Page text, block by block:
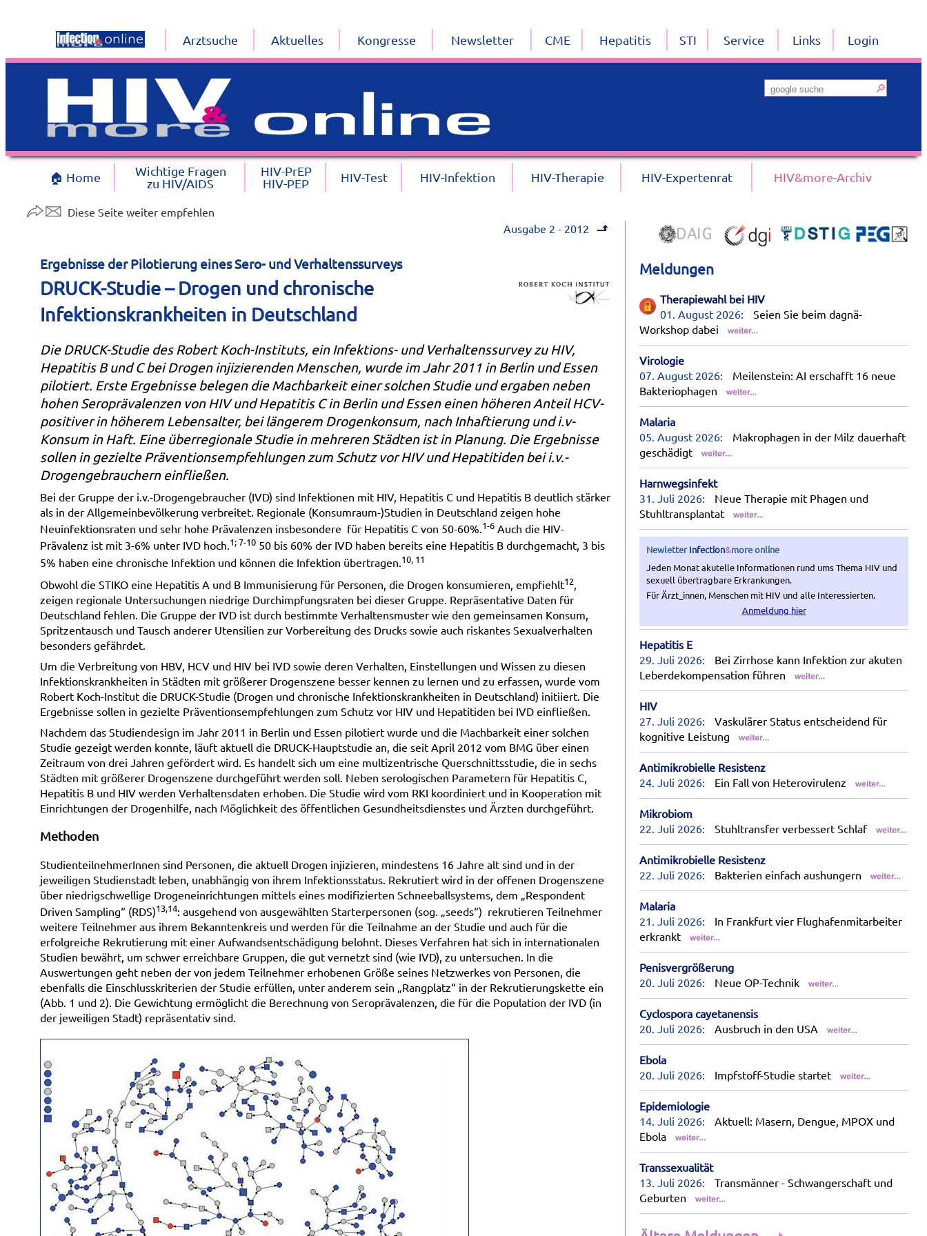
Ausgabe 2 - 2012
Ergebnisse der Pilotierung eines Sero- und Verhaltenssurveys
DRUCK-Studie – Drogen und chronische
Infektionskrankheiten in Deutschland
Die DRUCK-Studie des Robert Koch-Instituts, ein Infektions- und Verhaltenssurvey zu HIV,
Hepatitis B und C bei Drogen injizierenden Menschen, wurde im Jahr 2011 in Berlin und Essen
pilotiert. Erste Ergebnisse belegen die Machbarkeit einer solchen Studie und ergaben neben
hohen Seroprävalenzen von HIV und Hepatitis C in Berlin und Essen einen höheren Anteil HCV-
positiver in höherem Lebensalter, bei längerem Drogenkonsum, nach Inhaftierung und i.v-
Konsum in Haft. Eine überregionale Studie in mehreren Städten ist in Planung. Die Ergebnisse
sollen in gezielte Präventionsempfehlungen zum Schutz vor HIV und Hepatitiden bei i.v.-
Drogengebrauchern einfließen.
Bei der Gruppe der i.v.-Drogengebraucher (IVD) sind Infektionen mit HIV, Hepatitis C und Hepatitis B deutlich stärker
als in der Allgemeinbevölkerung verbreitet. Regionale (Konsumraum-)Studien in Deutschland zeigen hohe
Neuinfektionsraten und sehr hohe Prävalenzen insbesondere für Hepatitis C von 50-60%.1-6 Auch die HIV-
Prävalenz ist mit 3-6% unter IVD hoch.1; 7-10 50 bis 60% der IVD haben bereits eine Hepatitis B durchgemacht, 3 bis
5% haben eine chronische Infektion und können die Infektion übertragen.10, 11
Obwohl die STIKO eine Hepatitis A und B Immunisierung für Personen, die Drogen konsumieren, empfiehlt12,
zeigen regionale Untersuchungen niedrige Durchimpfungsraten bei dieser Gruppe. Repräsentative Daten für
Deutschland fehlen. Die Gruppe der IVD ist durch bestimmte Verhaltensmuster wie den gemeinsamen Konsum,
Spritzentausch und Tausch anderer Utensilien zur Vorbereitung des Drucks sowie auch riskantes Sexualverhalten
besonders gefährdet.
Um die Verbreitung von HBV, HCV und HIV bei IVD sowie deren Verhalten, Einstellungen und Wissen zu diesen
Infektionskrankheiten in Städten mit größerer Drogenszene besser kennen zu lernen und zu erfassen, wurde vom
Robert Koch-Institut die DRUCK-Studie (Drogen und chronische Infektionskrankheiten in Deutschland) initiiert. Die
Ergebnisse sollen in gezielte Präventionsempfehlungen zum Schutz vor HIV und Hepatitiden bei IVD einfließen.
Nachdem das Studiendesign im Jahr 2011 in Berlin und Essen pilotiert wurde und die Machbarkeit einer solchen
Studie gezeigt werden konnte, läuft aktuell die DRUCK-Hauptstudie an, die seit April 2012 vom BMG über einen
Zeitraum von drei Jahren gefördert wird. Es handelt sich um eine multizentrische Querschnittsstudie, die in sechs
Städten mit größerer Drogenszene durchgeführt werden soll. Neben serologischen Parametern für Hepatitis C,
Hepatitis B und HIV werden Verhaltensdaten erhoben. Die Studie wird vom RKI koordiniert und in Kooperation mit
Einrichtungen der Drogenhilfe, nach Möglichkeit des öffentlichen Gesundheitsdienstes und Ärzten durchgeführt.
Methoden
StudienteilnehmerInnen sind Personen, die aktuell Drogen injizieren, mindestens 16 Jahre alt sind und in der
jeweiligen Studienstadt leben, unabhängig von ihrem Infektionsstatus. Rekrutiert wird in der offenen Drogenszene
über niedrigschwellige Drogeneinrichtungen mittels eines modifizierten Schneeballsystems, dem „Respondent
Driven Sampling“ (RDS)13,14: ausgehend von ausgewählten Starterpersonen (sog. „seeds“) rekrutieren Teilnehmer
weitere Teilnehmer aus ihrem Bekanntenkreis und werden für die Teilnahme an der Studie und auch für die
erfolgreiche Rekrutierung mit einer Aufwandsentschädigung belohnt. Dieses Verfahren hat sich in internationalen
Studien bewährt, um schwer erreichbare Gruppen, die gut vernetzt sind (wie IVD), zu untersuchen. In die
Auswertungen geht neben der von jedem Teilnehmer erhobenen Größe seines Netzwerkes von Personen, die
ebenfalls die Einschlusskriterien der Studie erfüllen, unter anderem sein „Rangplatz“ in der Rekrutierungskette ein
(Abb. 1 und 2). Die Gewichtung ermöglicht die Berechnung von Seroprävalenzen, die für die Population der IVD (in
der jeweiligen Stadt) repräsentativ sind.
Meldungen
Therapiewahl bei HIV
01. August 2026:
Seien Sie beim dagnä-
Workshop dabei
Virologie
07. August 2026:
Meilenstein: AI erschafft 16 neue
Bakteriophagen
Malaria
05. August 2026:
Makrophagen in der Milz dauerhaft
geschädigt
Harnwegsinfekt
31. Juli 2026:
Neue Therapie mit Phagen und
Stuhltransplantat
NewletterInfection&moreonline
Jeden Monat akutelle Informationen rund ums Thema HIV und
sexuell übertragbare Erkrankungen.
Für Ärzt_innen, Menschen mit HIV und alle Interessierten.
Anmeldung hier
Hepatitis E
29. Juli 2026:
Bei Zirrhose kann Infektion zur akuten
Leberdekompensation führen
HIV
27. Juli 2026:
Vaskulärer Status entscheidend für
kognitive Leistung
Antimikrobielle Resistenz
24. Juli 2026:
Ein Fall von Heterovirulenz
Mikrobiom
22. Juli 2026:
Stuhltransfer verbessert Schlaf
Antimikrobielle Resistenz
22. Juli 2026:
Bakterien einfach aushungern
Malaria
21. Juli 2026:
In Frankfurt vier Flughafenmitarbeiter
erkrankt
Penisvergrößerung
20. Juli 2026:
Neue OP-Technik
Cyclospora cayetanensis
20. Juli 2026:
Ausbruch in den USA
Ebola
20. Juli 2026:
Impfstoff-Studie startet
Epidemiologie
14. Juli 2026:
Aktuell: Masern, Dengue, MPOX und
Ebola
Transsexualität
13. Juli 2026:
Transmänner - Schwangerschaft und
Geburten
Arztsuche Aktuelles Kongresse Newsletter CME Hepatitis STI Service Links Login
🏠 Home
Wichtige Fragen
zu HIV/AIDS
HIV-PrEP
HIV-PEP
HIV-Test HIV-Infektion HIV-Therapie HIV-Expertenrat HIV&more-Archiv
Diese Seite weiter empfehlen